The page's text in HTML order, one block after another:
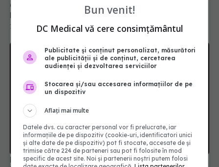
Casa Albă a publicat că originea COVID este un
laborator și-l acuză pe Fauci
18 apr 2025, 21:14
Formele ușoare de COVID-19, impact asupra
Bun venit!
DC Medical vă cere consimțământul
Publicitate și conținut personalizat, măsurători
ale publicității și de conținut, cercetarea
audienței și dezvoltarea serviciilor
Stocarea și/sau accesarea informațiilor de pe
un dispozitiv
Aflați mai multe
Datele dvs. cu caracter personal vor fi prelucrate, iar
informațiile de pe dispozitiv (cookie-uri, identificatori unici
și alte date de pe dispozitiv) pot fi stocate, accesate de și
trimise către 224 de parteneri sau pot fi folosite în mod
specific de acest site. Noi și partenerii noștri putem folosi